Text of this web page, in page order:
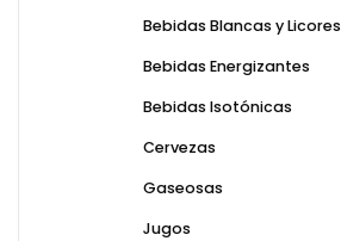
Bebidas Blancas y Licores
Bebidas Energizantes
Bebidas Isotónicas
Cervezas
Gaseosas
Jugos